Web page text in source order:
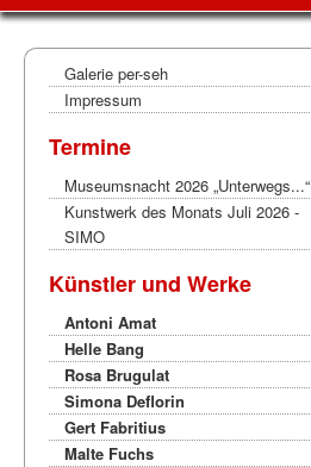
Galerie per-seh
Impressum
Termine
Museumsnacht 2026 „Unterwegs...“
Kunstwerk des Monats Juli 2026 -
SIMO
Künstler und Werke
Antoni Amat
Helle Bang
Rosa Brugulat
Simona Deflorin
Gert Fabritius
Malte Fuchs